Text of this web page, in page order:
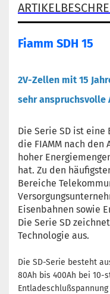
Fiamm SDH 15
2V-Zellen mit 15
sehr anspruchsvolle
Die Serie SD ist
die FIAMM nach
hoher
hat. Zu den
Bereiche
Eisenbahnen sowie
Die Serie SD
Technologie aus.
Die SD-Serie besteht
80Ah bis 400Ah bei 10-